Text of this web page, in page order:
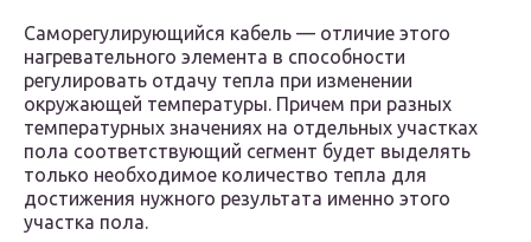
Саморегулирующийся кабель — отличие этого
нагревательного элемента в способности
регулировать отдачу тепла при изменении
окружающей температуры. Причем при разных
температурных значениях на отдельных участках
пола соответствующий сегмент будет выделять
только необходимое количество тепла для
достижения нужного результата именно этого
участка пола.